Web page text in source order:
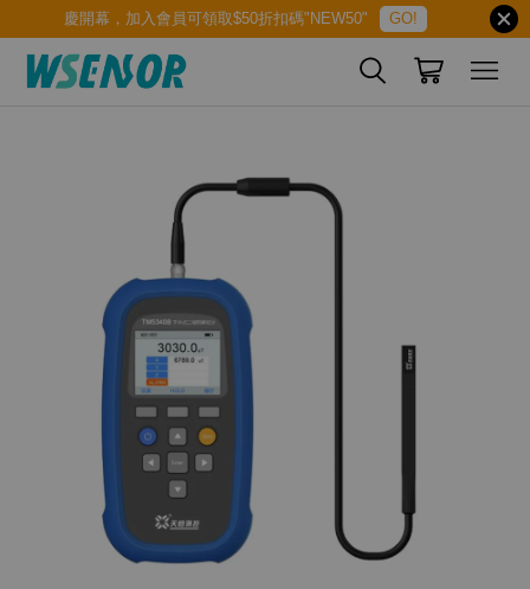
慶開幕，加入會員可領取$50折扣碼"NEW50" GO!